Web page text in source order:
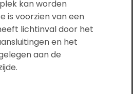
kan worden
is voorzien van een
lichtinval door het
en het
aan de